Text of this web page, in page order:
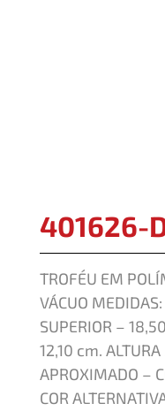
401626-
TROFÉU EM
VÁCUO
SUPERIOR –
12,10 cm.
APROXIMADO –
COR